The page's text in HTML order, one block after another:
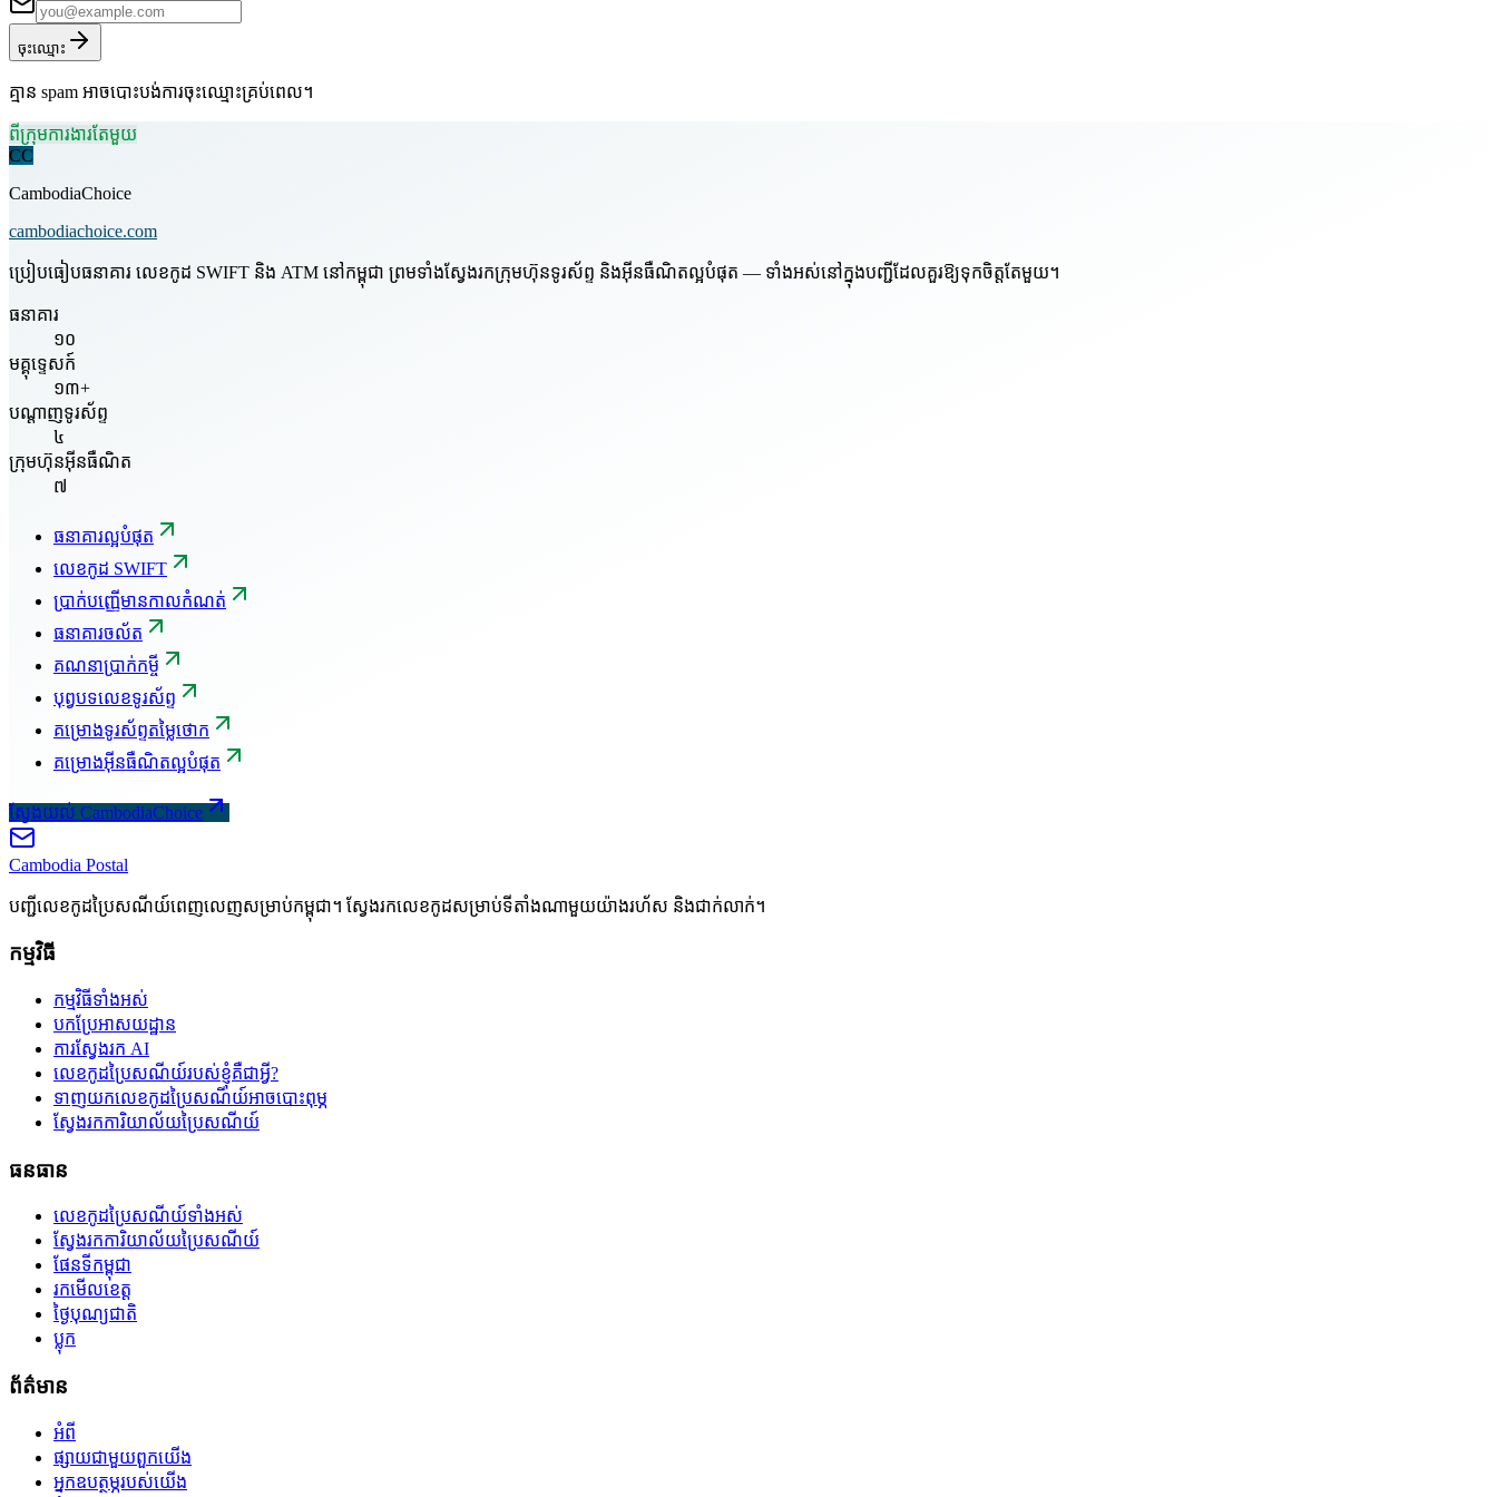
ចុះឈ្មោះ
គ្មាន spam អាចបោះបង់ការចុះឈ្មោះគ្រប់ពេល។
ពីក្រុមការងារតែមួយ
CC
CambodiaChoice
cambodiachoice.com
ប្រៀបធៀបធនាគារ លេខកូដ SWIFT និង ATM នៅកម្ពុជា ព្រមទាំងស្វែងរកក្រុមហ៊ុនទូរស័ព្ទ និងអ៊ីនធឺណិតល្អបំផុត — ទាំងអស់នៅក្នុងបញ្ជីដែលគួរឱ្យទុកចិត្តតែមួយ។
ធនាគារ
១០
មគ្គុទ្ទេសក៍
១៣+
បណ្តាញទូរស័ព្ទ
៤
ក្រុមហ៊ុនអ៊ីនធឺណិត
៧
ធនាគារល្អបំផុត
លេខកូដ SWIFT
ប្រាក់បញ្ញើមានកាលកំណត់
ធនាគារចល័ត
គណនាប្រាក់កម្ចី
បុព្វបទលេខទូរស័ព្ទ
គម្រោងទូរស័ព្ទតម្លៃថោក
គម្រោងអ៊ីនធឺណិតល្អបំផុត
ស្វែងយល់ CambodiaChoice
Cambodia Postal
បញ្ជីលេខកូដប្រៃសណីយ៍ពេញលេញសម្រាប់កម្ពុជា។ ស្វែងរកលេខកូដសម្រាប់ទីតាំងណាមួយយ៉ាងរហ័ស និងជាក់លាក់។
កម្មវិធី
កម្មវិធីទាំងអស់
បកប្រែអាសយដ្ឋាន
ការស្វែងរក AI
លេខកូដប្រៃសណីយ៍របស់ខ្ញុំគឺជាអ្វី?
ទាញយកលេខកូដប្រៃសណីយ៍អាចបោះពុម្ភ
ស្វែងរកការិយាល័យប្រៃសណីយ៍
ធនធាន
លេខកូដប្រៃសណីយ៍ទាំងអស់
ស្វែងរកការិយាល័យប្រៃសណីយ៍
ផែនទីកម្ពុជា
រកមើលខេត្ត
ថ្ងៃបុណ្យជាតិ
ប្លុក
ព័ត៌មាន
អំពី
ផ្សាយជាមួយពួកយើង
អ្នកឧបត្ថម្ភរបស់យើង